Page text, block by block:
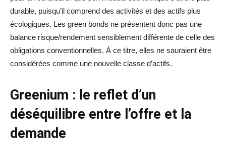
durable, puisqu’il comprend des activités et des actifs plus
écologiques. Les green bonds ne présentent donc pas une
balance risque/rendement sensiblement différente de celle des
obligations conventionnelles. À ce titre, elles ne sauraient être
considérées comme une nouvelle classe d’actifs.
Greenium : le reflet d’un
déséquilibre entre l’offre et la
demande